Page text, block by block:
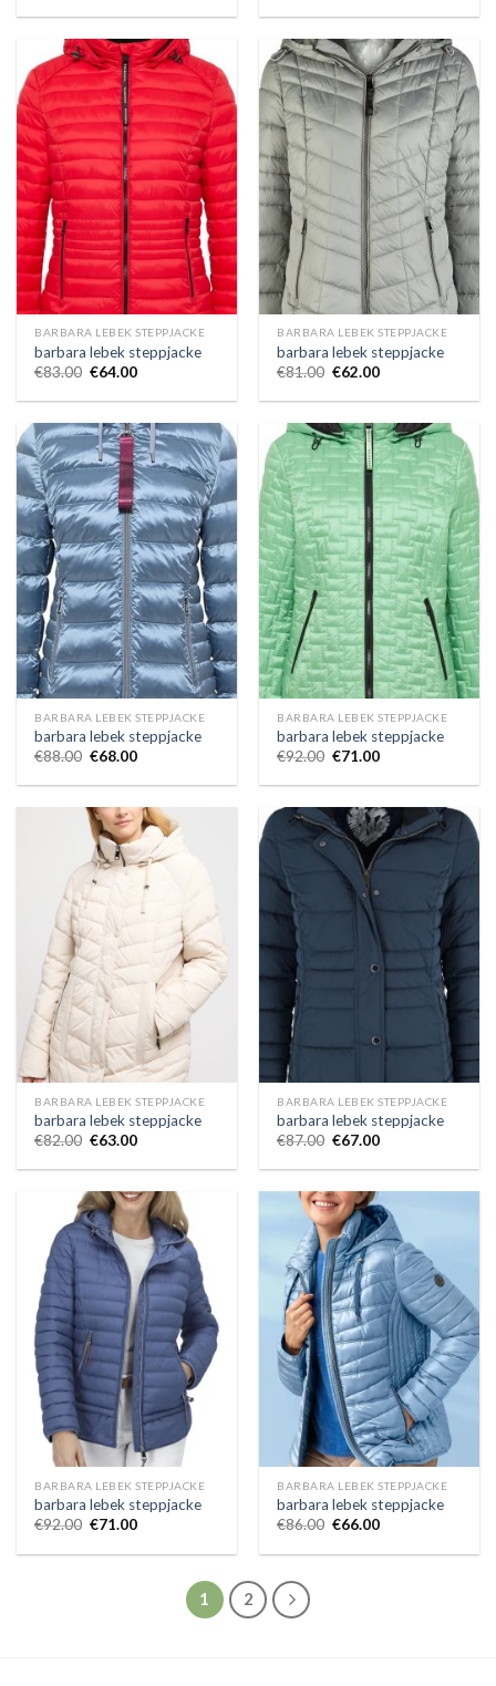
BARBARA LEBEK STEPPJACKE
barbara lebek steppjacke
€83.00 €64.00
BARBARA LEBEK STEPPJACKE
barbara lebek steppjacke
€81.00 €62.00
BARBARA LEBEK STEPPJACKE
barbara lebek steppjacke
€88.00 €68.00
BARBARA LEBEK STEPPJACKE
barbara lebek steppjacke
€92.00 €71.00
BARBARA LEBEK STEPPJACKE
barbara lebek steppjacke
€82.00 €63.00
BARBARA LEBEK STEPPJACKE
barbara lebek steppjacke
€87.00 €67.00
BARBARA LEBEK STEPPJACKE
barbara lebek steppjacke
€92.00 €71.00
BARBARA LEBEK STEPPJACKE
barbara lebek steppjacke
€86.00 €66.00
1 2